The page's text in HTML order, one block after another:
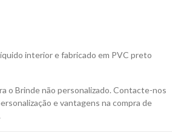
interior e fabricado em PVC preto
o Brinde não personalizado. Contacte-nos
e vantagens na compra de